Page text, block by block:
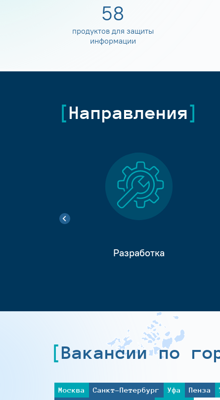
60
продуктов для защиты
информации
Направления
Разработка
Вакансии по
Москва Санкт-Петербург Уфа Пенза